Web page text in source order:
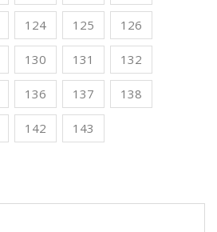
124 125 126
130 131 132
136 137 138
142 143